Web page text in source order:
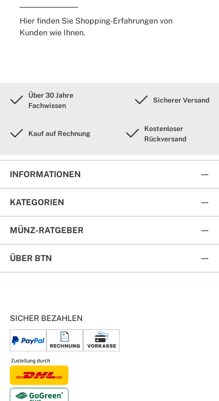
Hier finden Sie Shopping-Erfahrungen von
Kunden wie Ihnen.
Über 30 Jahre
Fachwissen
Sicherer Versand
Kauf auf Rechnung
Kostenloser
Rückversand
INFORMATIONEN
KATEGORIEN
MÜNZ-RATGEBER
ÜBER BTN
SICHER BEZAHLEN